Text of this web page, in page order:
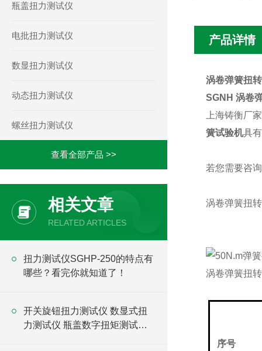
瓶盖扭力测试仪
电批扭力测试仪
数显扭力测试仪
动态扭力测试仪
螺丝扭力测试仪
查看全部产品 >>
相关文章
RELATED ARTICLES
扭力测试仪SGHP-250的特点有
哪些？看完你就知道了！
开关旋钮扭力测试仪 数显式扭
力测试仪 瓶盖数字扭矩测试仪
产品详情
涡卷弹簧扭
SGNH 涡卷
上海铸衡厂
簧试验机具
若您需要咨
涡卷弹簧扭
涡卷弹簧扭
序号